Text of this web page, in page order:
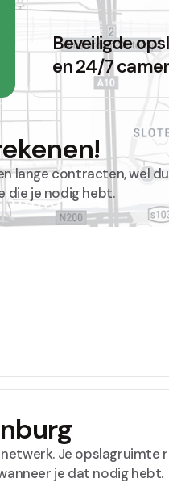
Beveiligde
en 24/7
lange contracten, wel
die je nodig hebt.
Je opslagruimte
je dat nodig hebt.